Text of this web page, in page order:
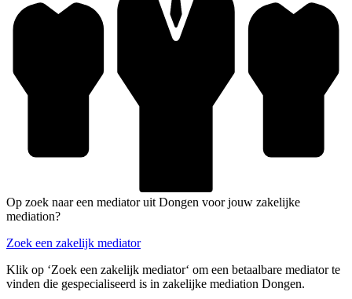
Op zoek naar een mediator uit Dongen voor jouw zakelijke
mediation?
Zoek een zakelijk mediator
Klik op ‘Zoek een zakelijk mediator‘ om een betaalbare mediator te
vinden die gespecialiseerd is in zakelijke mediation Dongen.